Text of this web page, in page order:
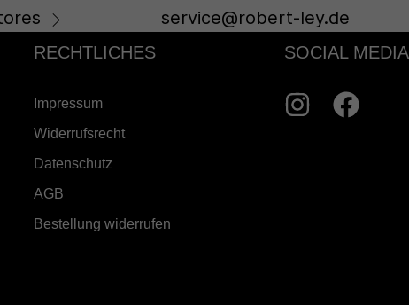
service@robert-ley.de
RECHTLICHES
Impressum
Widerrufsrecht
Datenschutz
AGB
Bestellung widerrufen
SOCIAL MEDIA